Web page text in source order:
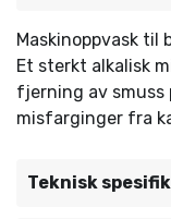
Maskinoppvask til
Et sterkt alkalisk
fjerning av smuss
misfarginger fra
Teknisk